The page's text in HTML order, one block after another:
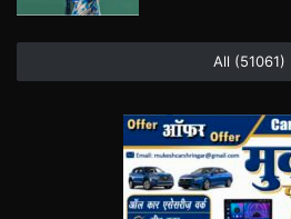
All (51061)